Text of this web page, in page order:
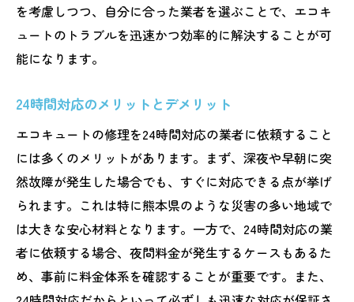
を考慮しつつ、自分に合った業者を選ぶことで、エコキ
ュートのトラブルを迅速かつ効率的に解決することが可
能になります。
24時間対応のメリットとデメリット
エコキュートの修理を24時間対応の業者に依頼すること
には多くのメリットがあります。まず、深夜や早朝に突
然故障が発生した場合でも、すぐに対応できる点が挙げ
られます。これは特に熊本県のような災害の多い地域で
は大きな安心材料となります。一方で、24時間対応の業
者に依頼する場合、夜間料金が発生するケースもあるた
め、事前に料金体系を確認することが重要です。また、